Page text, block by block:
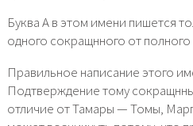
Буква А в этом имени пишется
одного сокращнного от
Правильное написание этого
Подтверждение тому
отличие от Тамары — Томы,